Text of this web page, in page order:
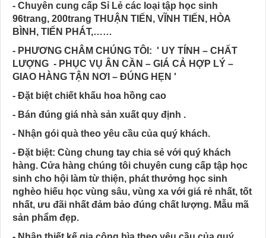
- Chuyên cung cấp Sỉ Lẻ các loại tập học sinh
96trang, 200trang THUẬN TIẾN, VĨNH TIẾN, HÒA
BÌNH, TIẾN PHÁT,……
- PHƯƠNG CHÂM CHÚNG TÔI: ' UY TÍNH – CHẤT
LƯỢNG - PHỤC VỤ ÂN CẦN – GIÁ CẢ HỢP LÝ –
GIAO HÀNG TẬN NƠI – ĐÚNG HẸN '
- Đặt biệt chiết khấu hoa hồng cao
- Bán đúng giá nhà sản xuất quy định .
- Nhận gói quà theo yêu cầu của quý khách.
- Đặt biệt: Cùng chung tay chia sẻ với quý khách
hàng. Cửa hàng chúng tôi chuyên cung cấp tập học
sinh cho hội làm từ thiện, phát thưởng học sinh
nghèo hiếu học vùng sâu, vùng xa với giá rẻ nhất, tốt
nhất, ưu đãi nhất đảm bảo đúng chất lượng. Mẫu mã
sản phẩm đẹp.